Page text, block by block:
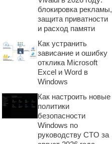
блокировка рекламы,
защита приватности
и расход памяти
Как устранить
зависание и ошибку
отклика Microsoft
Excel и Word в
Windows
Как настроить новые
политики
безопасности
Windows по
руководству CTO за